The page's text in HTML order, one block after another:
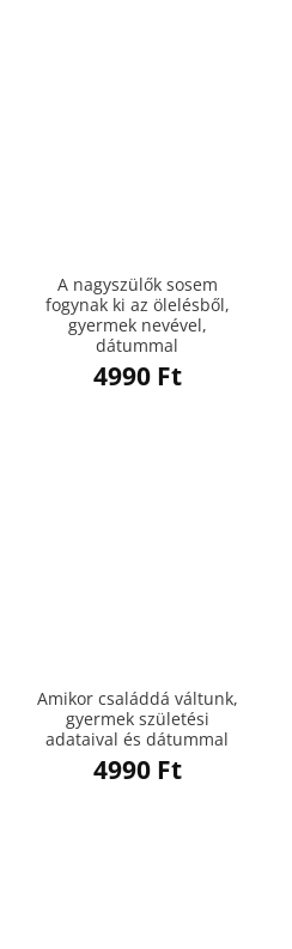
A nagyszülők sosem
fogynak ki az ölelésből,
gyermek nevével,
dátummal
4990 Ft
Amikor családdá váltunk,
gyermek születési
adataival és dátummal
4990 Ft